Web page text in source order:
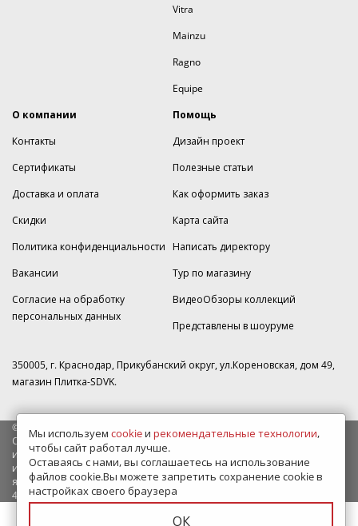
Vitra
Mainzu
Ragno
Equipe
О компании
Контакты
Сертификаты
Доставка и оплата
Скидки
Политика конфиденциальности
Вакансии
Согласие на обработку
персональных данных
Помощь
Дизайн проект
Полезные статьи
Как оформить заказ
Карта сайта
Написать директору
Тур по магазину
ВидеоОбзоры коллекций
Представлены в шоуруме
350005, г. Краснодар, Прикубанский округ, ул.Кореновская, дом 49,
магазин Плитка-SDVK.
© 2009—2026 г. Все права защищены
Обращаем Ваше внимание на то, что данный интернет-сайт носит
исключительно информационный характер и ни при каких условиях
информационные материалы и цены, размещенные на сайте, не
являются публичной офертой, определяемой положениями Статьи
437 Гражданского кодекса РФ.
Мы используем cookieи рекомендательные технологии,
чтобы сайт работал лучше.
Оставаясь с нами, вы соглашаетесь на использование
файлов cookie.Вы можете запретить сохранение cookie в
настройках своего браузера
ОК